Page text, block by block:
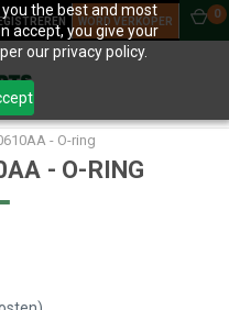
the best and most
accept, you give your
our privacy policy.
WORD VERKOPER
0
- O-ring
- O-RING